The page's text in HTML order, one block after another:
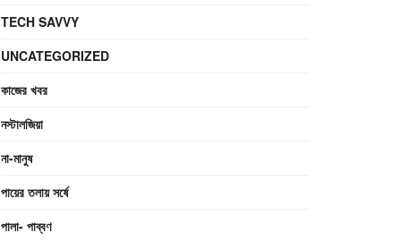
TECH SAVVY
UNCATEGORIZED
কাজের খবর
নস্টালজিয়া
না-মানুষ
পায়ের তলায় সর্ষে
পালা- পাব্বণ